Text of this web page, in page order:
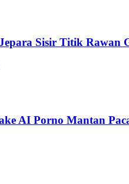
Sisir Titik Rawan
AI Porno Mantan